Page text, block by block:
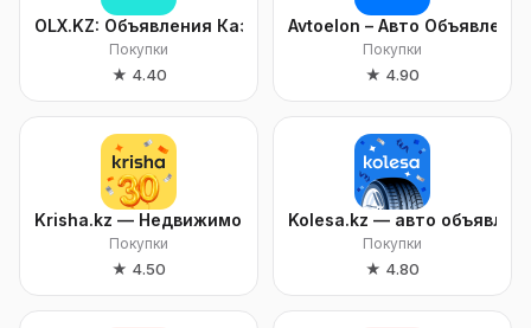
OLX.KZ: Объявления Казахстана
Покупки
★ 4.40
Avtoelon – Авто Объявления
Покупки
★ 4.90
Krisha.kz — Недвижимость
Покупки
★ 4.50
Kolesa.kz — авто
Покупки
★ 4.80